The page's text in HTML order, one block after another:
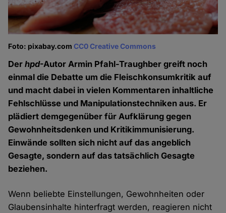
Foto: pixabay.comCC0 Creative Commons
Derhpd-Autor Armin Pfahl-Traughber greift noch
einmal die Debatte um die Fleischkonsumkritik auf
und macht dabei in vielen Kommentaren inhaltliche
Fehlschlüsse und Manipulationstechniken aus. Er
plädiert demgegenüber für Aufklärung gegen
Gewohnheitsdenken und Kritikimmunisierung.
Einwände sollten sich nicht auf das angeblich
Gesagte, sondern auf das tatsächlich Gesagte
beziehen.
Wenn beliebte Einstellungen, Gewohnheiten oder
Glaubensinhalte hinterfragt werden, reagieren nicht